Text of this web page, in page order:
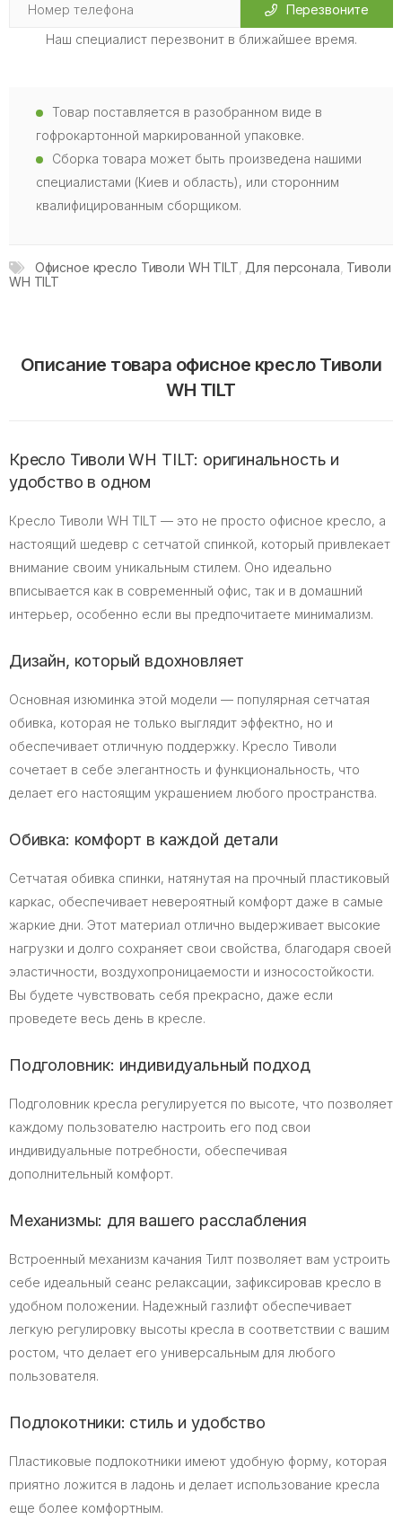
Перезвоните
Наш специалист перезвонит в ближайшее время.
Товар поставляется в разобранном виде в
гофрокартонной маркированной упаковке.
Сборка товара может быть произведена нашими
специалистами (Киев и область), или сторонним
квалифицированным сборщиком.
Офисное кресло Тиволи WH TILT Для персонала Тиволи
WH TILT
Описание товара офисное кресло Тиволи
WH TILT
Кресло Тиволи WH TILT: оригинальность и
удобство в одном
Кресло Тиволи WH TILT — это не просто офисное кресло, а
настоящий шедевр с сетчатой спинкой, который привлекает
внимание своим уникальным стилем. Оно идеально
вписывается как в современный офис, так и в домашний
интерьер, особенно если вы предпочитаете минимализм.
Дизайн, который вдохновляет
Основная изюминка этой модели — популярная сетчатая
обивка, которая не только выглядит эффектно, но и
обеспечивает отличную поддержку. Кресло Тиволи
сочетает в себе элегантность и функциональность, что
делает его настоящим украшением любого пространства.
Обивка: комфорт в каждой детали
Сетчатая обивка спинки, натянутая на прочный пластиковый
каркас, обеспечивает невероятный комфорт даже в самые
жаркие дни. Этот материал отлично выдерживает высокие
нагрузки и долго сохраняет свои свойства, благодаря своей
эластичности, воздухопроницаемости и износостойкости.
Вы будете чувствовать себя прекрасно, даже если
проведете весь день в кресле.
Подголовник: индивидуальный подход
Подголовник кресла регулируется по высоте, что позволяет
каждому пользователю настроить его под свои
индивидуальные потребности, обеспечивая
дополнительный комфорт.
Механизмы: для вашего расслабления
Встроенный механизм качания Тилт позволяет вам устроить
себе идеальный сеанс релаксации, зафиксировав кресло в
удобном положении. Надежный газлифт обеспечивает
легкую регулировку высоты кресла в соответствии с вашим
ростом, что делает его универсальным для любого
пользователя.
Подлокотники: стиль и удобство
Пластиковые подлокотники имеют удобную форму, которая
приятно ложится в ладонь и делает использование кресла
еще более комфортным.